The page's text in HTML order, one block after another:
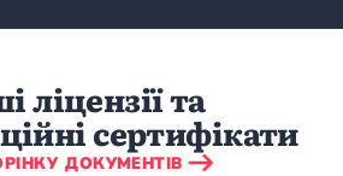
ліцензії та
сертифікати
ДОКУМЕНТІВ